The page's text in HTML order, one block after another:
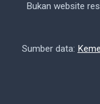
Bukan website
Sumber data: